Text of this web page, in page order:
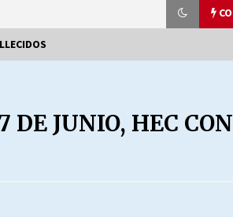
EL CUMPLEAÑOS
27/07/2026
DE JUNIO, HEC